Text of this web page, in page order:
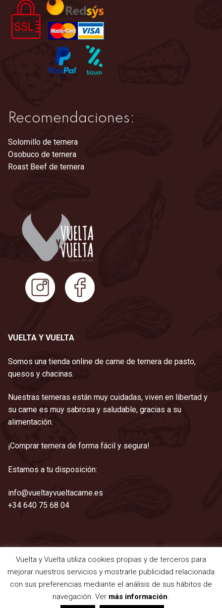
Recomendaciones:
Solomillo de ternera
Osobuco de ternera
Roast Beef de ternera
VUELTA Y VUELTA
Somos una tienda online de carne de ternera de pasto,
quesos y chacinas.
Nuestras terneras están muy cuidadas, viven en libertad y
su carne es muy sabrosa y saludable, gracias a su
alimentación.
¡Comprar ternera de forma fácil y segura!
Estamos a tu disposición:
info@vueltayvueltacarne.es
+34 640 75 68 04
©2021 Vuelta y Vuelta
Aviso legal|Cookies|Privacidad|Términos y condiciones
Vuelta y Vuelta utiliza cookies propias y de terceros para
mejorar nuestros servicios y mostrarle publicidad relacionada
con sus preferencias mediante el análisis de sus hábitos de
navegación. Ver más información.